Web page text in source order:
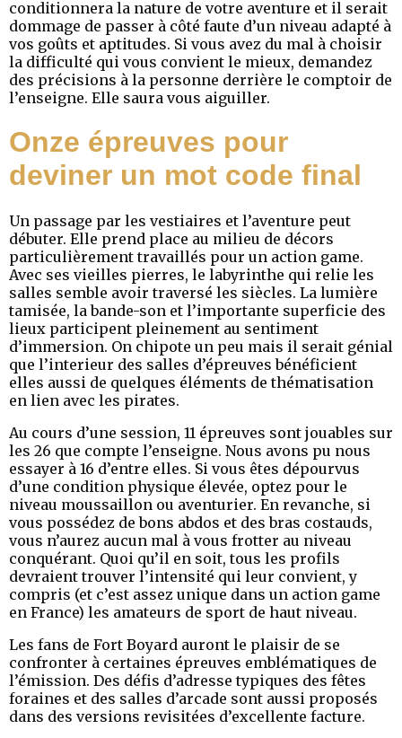
conditionnera la nature de votre aventure et il serait
dommage de passer à côté faute d’un niveau adapté à
vos goûts et aptitudes. Si vous avez du mal à choisir
la difficulté qui vous convient le mieux, demandez
des précisions à la personne derrière le comptoir de
l’enseigne. Elle saura vous aiguiller.
Onze épreuves pour
deviner un mot code final
Un passage par les vestiaires et l’aventure peut
débuter. Elle prend place au milieu de décors
particulièrement travaillés pour un action game.
Avec ses vieilles pierres, le labyrinthe qui relie les
salles semble avoir traversé les siècles. La lumière
tamisée, la bande-son et l’importante superficie des
lieux participent pleinement au sentiment
d’immersion. On chipote un peu mais il serait génial
que l’interieur des salles d’épreuves bénéficient
elles aussi de quelques éléments de thématisation
en lien avec les pirates.
Au cours d’une session, 11 épreuves sont jouables sur
les 26 que compte l’enseigne. Nous avons pu nous
essayer à 16 d’entre elles. Si vous êtes dépourvus
d’une condition physique élevée, optez pour le
niveau moussaillon ou aventurier. En revanche, si
vous possédez de bons abdos et des bras costauds,
vous n’aurez aucun mal à vous frotter au niveau
conquérant. Quoi qu’il en soit, tous les profils
devraient trouver l’intensité qui leur convient, y
compris (et c’est assez unique dans un action game
en France) les amateurs de sport de haut niveau.
Les fans de Fort Boyard auront le plaisir de se
confronter à certaines épreuves emblématiques de
l’émission. Des défis d’adresse typiques des fêtes
foraines et des salles d’arcade sont aussi proposés
dans des versions revisitées d’excellente facture.